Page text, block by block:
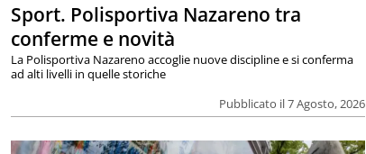
Sport. Polisportiva Nazareno tra
conferme e novità
Pubblicato il 7 Agosto, 2026
La Polisportiva Nazareno accoglie nuove discipline e si conferma
ad alti livelli in quelle storiche